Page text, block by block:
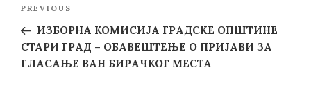
Previous
Post
PREVIOUS
ИЗБОРНA КОМИСИЈA ГРАДСКЕ ОПШТИНЕ
СТАРИ ГРАД – ОБАВЕШТЕЊЕ О ПРИЈАВИ ЗА
ГЛАСАЊЕ ВАН БИРАЧКОГ МЕСТА